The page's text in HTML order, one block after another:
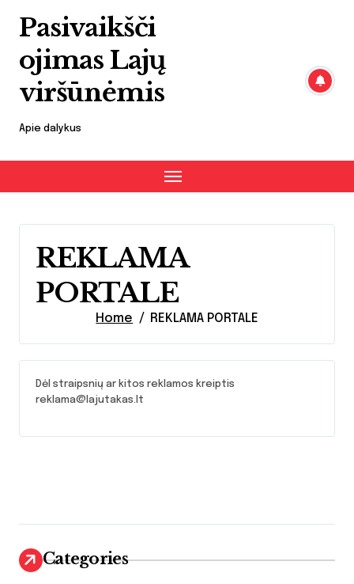
Pasivaikšči
ojimas Lajų
viršūnėmis
Apie dalykus
REKLAMA
PORTALE
Home REKLAMA PORTALE
Dėl straipsnių ar kitos reklamos kreiptis
reklama@lajutakas.lt
Categories